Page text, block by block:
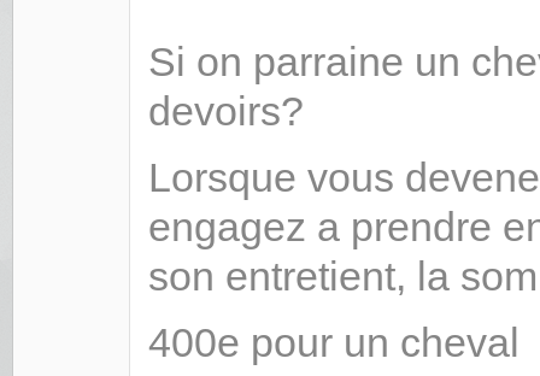
Si on parraine un
devoirs?
Lorsque vous
engagez a prendre
son entretient, la
400e pour un cheval